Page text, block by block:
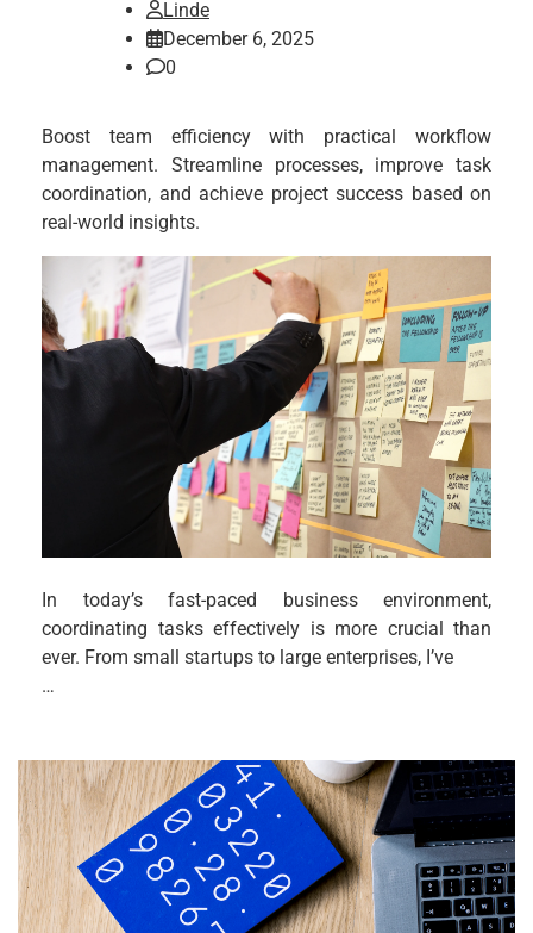
Linde
December 6, 2025
0
Boost team efficiency with practical workflow
management. Streamline processes, improve task
coordination, and achieve project success based on
real-world insights.
In today’s fast-paced business environment,
coordinating tasks effectively is more crucial than
ever. From small startups to large enterprises, I’ve
…